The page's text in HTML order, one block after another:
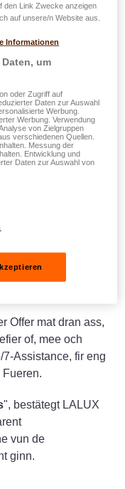
dem
un
mat
fir "
zukünfteg
an
Loyer pro
Offer mat dran ass,
of, mee och
Assistance, fir eng
", bestätegt LALUX
vun de
ginn.
den Link Zwecke anzeigen
auf unsere/n Website aus.
Informationen
um
oder Zugriff auf
Daten zur Auswahl
Werbung.
Werbung. Verwendung
von Zielgruppen
verschiedenen Quellen.
Messung der
Entwicklung und
Daten zur Auswahl von